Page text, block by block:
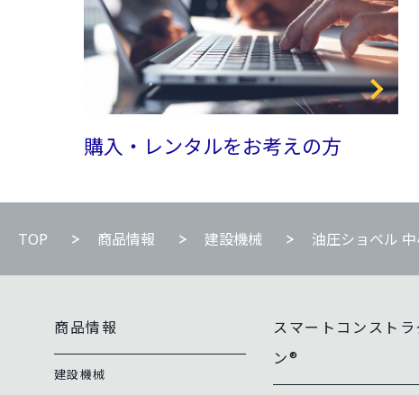
購入・レンタルをお考えの方
TOP 商品情報 建設機械 油圧ショベル
商品情報
建設機械
スマートコンストラ
ン®